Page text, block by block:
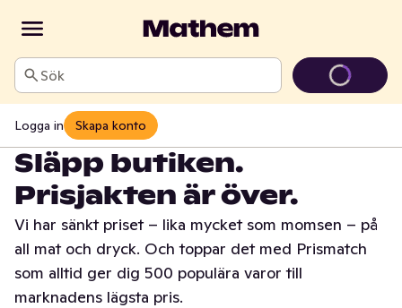
Sök
Logga in Skapa konto
Släpp butiken.
Prisjakten är över.
Vi har sänkt priset – lika mycket som momsen – på
all mat och dryck. Och toppar det med Prismatch
som alltid ger dig 500 populära varor till
marknadens lägsta pris.